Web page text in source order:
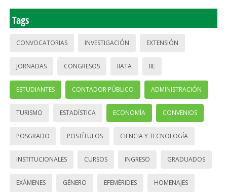
Tags
CONVOCATORIAS INVESTIGACIÓN EXTENSIÓN
JORNADAS CONGRESOS IIATA IIE
ESTUDIANTES CONTADOR PÚBLICO ADMINISTRACIÓN
TURISMO ESTADÍSTICA ECONOMÍA CONVENIOS
POSGRADO POSTÍTULOS CIENCIA Y TECNOLOGÍA
INSTITUCIONALES CURSOS INGRESO GRADUADOS
EXÁMENES GÉNERO EFEMÉRIDES HOMENAJES